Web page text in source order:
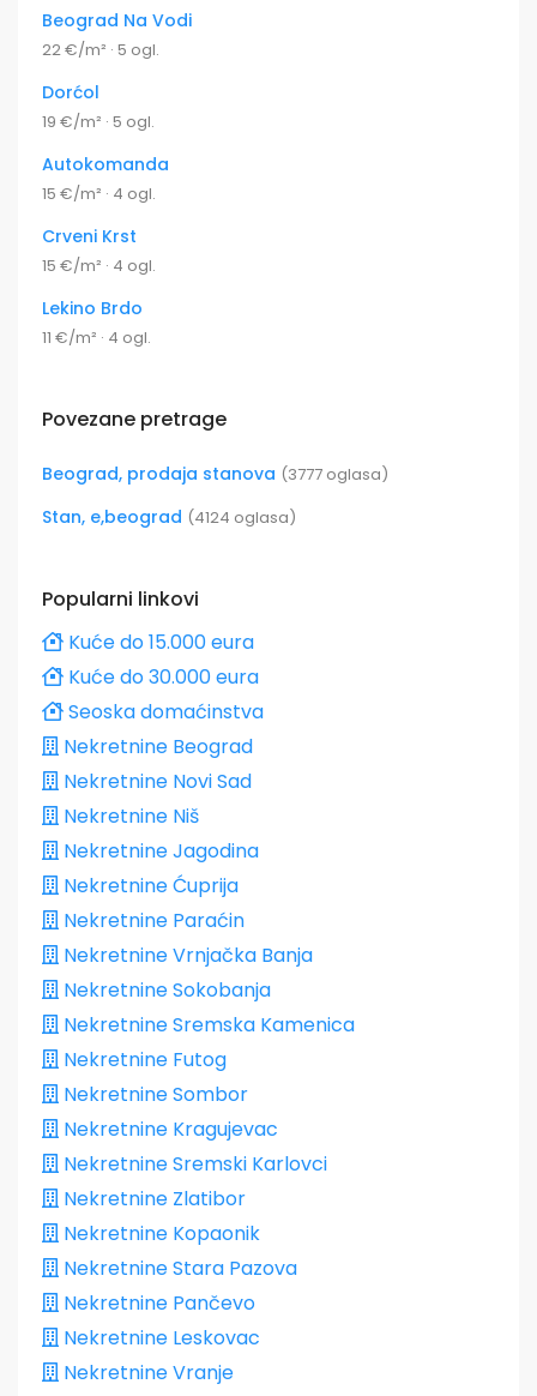
Beograd Na Vodi
22 €/m² · 5 ogl.
Dorćol
19 €/m² · 5 ogl.
Autokomanda
15 €/m² · 4 ogl.
Crveni Krst
15 €/m² · 4 ogl.
Lekino Brdo
11 €/m² · 4 ogl.
Povezane pretrage
Beograd, prodaja stanova (3777 oglasa)
Stan, e,beograd (4124 oglasa)
Popularni linkovi
Kuće do 15.000 eura
Kuće do 30.000 eura
Seoska domaćinstva
Nekretnine Beograd
Nekretnine Novi Sad
Nekretnine Niš
Nekretnine Jagodina
Nekretnine Ćuprija
Nekretnine Paraćin
Nekretnine Vrnjačka Banja
Nekretnine Sokobanja
Nekretnine Sremska Kamenica
Nekretnine Futog
Nekretnine Sombor
Nekretnine Kragujevac
Nekretnine Sremski Karlovci
Nekretnine Zlatibor
Nekretnine Kopaonik
Nekretnine Stara Pazova
Nekretnine Pančevo
Nekretnine Leskovac
Nekretnine Vranje